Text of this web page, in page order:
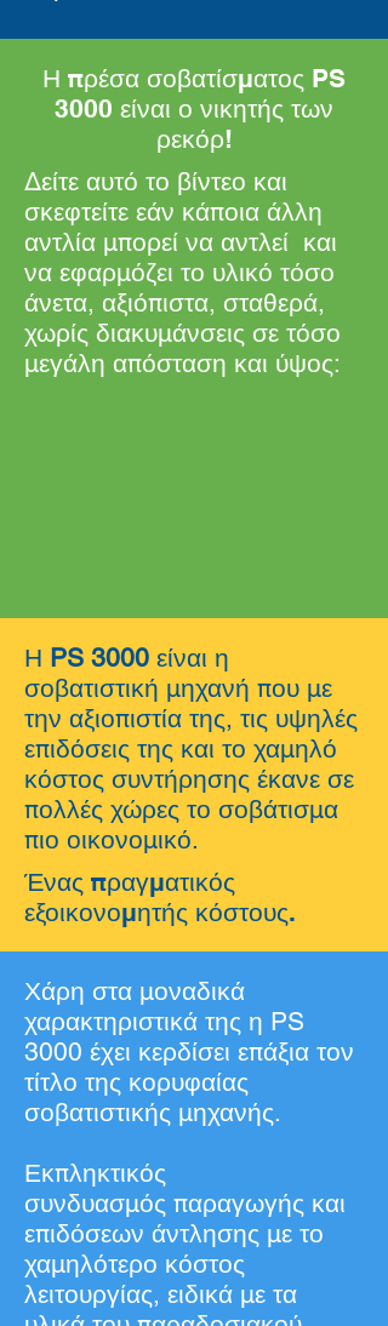
Η πρέσα σοβατίσματος PS
3000 είναι ο νικητής των
ρεκόρ!
Δείτε αυτό το βίντεο και
σκεφτείτε εάν κάποια άλλη
αντλία μπορεί να αντλεί και
να εφαρμόζει το υλικό τόσο
άνετα, αξιόπιστα, σταθερά,
χωρίς διακυμάνσεις σε τόσο
μεγάλη απόσταση και ύψος:
Η PS 3000 είναι η
σοβατιστική μηχανή που με
την αξιοπιστία της, τις υψηλές
επιδόσεις της και το χαμηλό
κόστος συντήρησης έκανε σε
πολλές χώρες το σοβάτισμα
πιο οικονομικό.
Ένας πραγματικός
εξοικονομητής κόστους.
Χάρη στα μοναδικά
χαρακτηριστικά της η PS
3000 έχει κερδίσει επάξια τον
τίτλο της κορυφαίας
σοβατιστικής μηχανής.
Εκπληκτικός
συνδυασμός παραγωγής και
επιδόσεων άντλησης με το
χαμηλότερο κόστος
λειτουργίας, ειδικά με τα